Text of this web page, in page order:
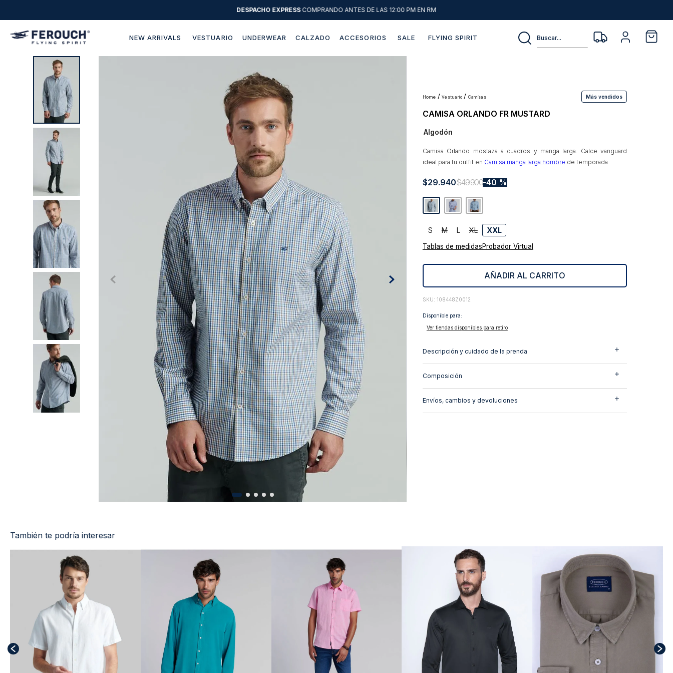
DESPACHO EXPRESSCOMPRANDO ANTES DE LAS 12:00 PM EN RM
NEW ARRIVALS VESTUARIO UNDERWEAR CALZADO ACCESORIOS SALE FLYING SPIRIT
Buscar...
vestuario camisas Más vendidos
CAMISA ORLANDO FR MUSTARD
Algodón
Camisa Orlando mostaza a cuadros y manga larga. Calce vanguard
ideal para tu outfit en Camisa manga larga hombre de temporada.
$29.940$49.900 40 %
S M L XL XXL
Tablas de medidasProbador Virtual
AÑADIR AL CARRITO
: 108448Z0012
Disponible para:
Ver tiendas disponibles para retiro
Descripción y cuidado de la prenda
Composición
Envíos, cambios y devoluciones
También te podría interesar
8.
blazer
9.
poleron
10. abrigo